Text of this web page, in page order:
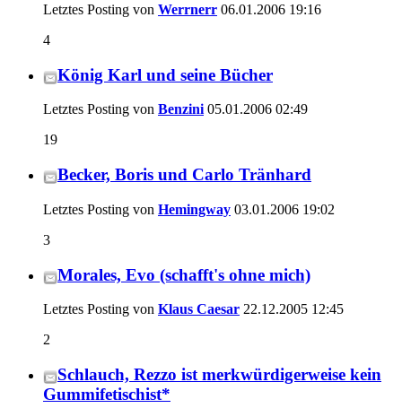
Letztes Posting von Werrnerr 06.01.2006 19:16
4
König Karl und seine Bücher
Letztes Posting von Benzini05.01.2006 02:49
19
Becker, Boris und Carlo Tränhard
Letztes Posting von Hemingway 03.01.2006 19:02
3
Morales, Evo (schafft's ohne mich)
Letztes Posting von Klaus Caesar 22.12.2005 12:45
2
Schlauch, Rezzo ist merkwürdigerweise kein
Gummifetischist*